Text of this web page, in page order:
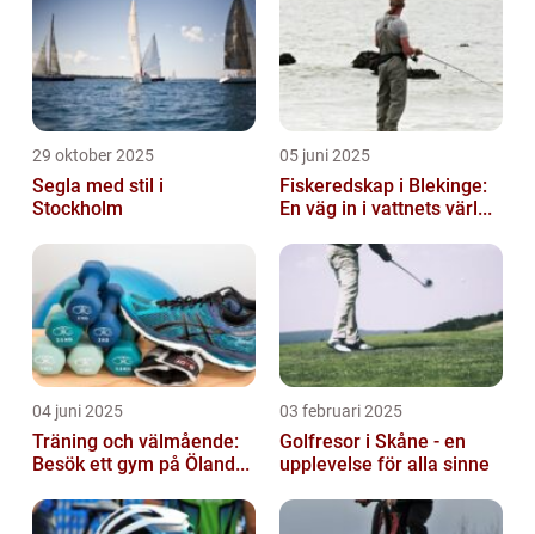
29 oktober 2025
Segla med stil i
Stockholm
05 juni 2025
Fiskeredskap i Blekinge:
En väg in i vattnets värl...
04 juni 2025
Träning och välmående:
Besök ett gym på Öland...
03 februari 2025
Golfresor i Skåne - en
upplevelse för alla sinne